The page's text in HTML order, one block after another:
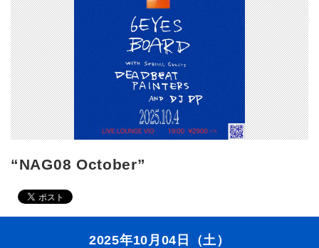
“NAG08 October”
2025年10月04日（土）